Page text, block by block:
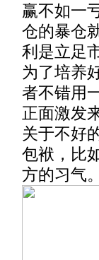
赢不如一
仓的暴仓
利是立足
为了培养
者不错用
正面激发
关于不好
包袱，比
方的习气。